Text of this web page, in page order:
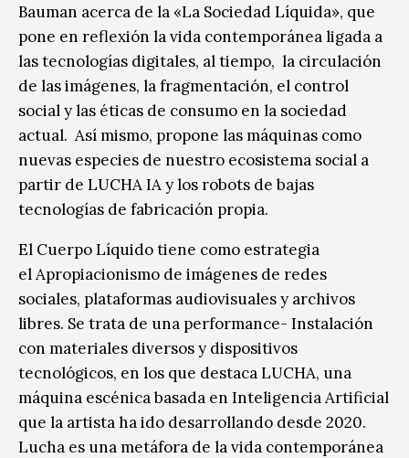
Bauman acerca de la «La Sociedad Líquida», que
pone en reflexión la vida contemporánea ligada a
las tecnologías digitales, al tiempo, la circulación
de las imágenes, la fragmentación, el control
social y las éticas de consumo en la sociedad
actual. Así mismo, propone las máquinas como
nuevas especies de nuestro ecosistema social a
partir de LUCHA IA y los robots de bajas
tecnologías de fabricación propia.
El Cuerpo Líquido tiene como estrategia
el Apropiacionismo de imágenes de redes
sociales, plataformas audiovisuales y archivos
libres. Se trata de una performance- Instalación
con materiales diversos y dispositivos
tecnológicos, en los que destaca LUCHA, una
máquina escénica basada en Inteligencia Artificial
que la artista ha ido desarrollando desde 2020.
Lucha es una metáfora de la vida contemporánea